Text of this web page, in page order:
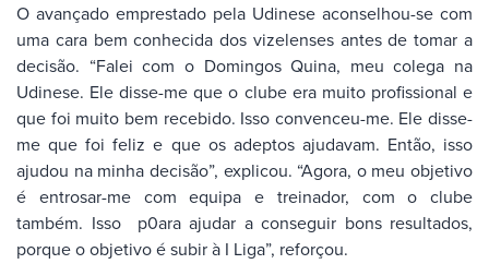
O avançado emprestado pela Udinese aconselhou-se com
uma cara bem conhecida dos vizelenses antes de tomar a
decisão. “Falei com o Domingos Quina, meu colega na
Udinese. Ele disse-me que o clube era muito profissional e
que foi muito bem recebido. Isso convenceu-me. Ele disse-
me que foi feliz e que os adeptos ajudavam. Então, isso
ajudou na minha decisão”, explicou. “Agora, o meu objetivo
é entrosar-me com equipa e treinador, com o clube
também. Isso p0ara ajudar a conseguir bons resultados,
porque o objetivo é subir à I Liga”, reforçou.